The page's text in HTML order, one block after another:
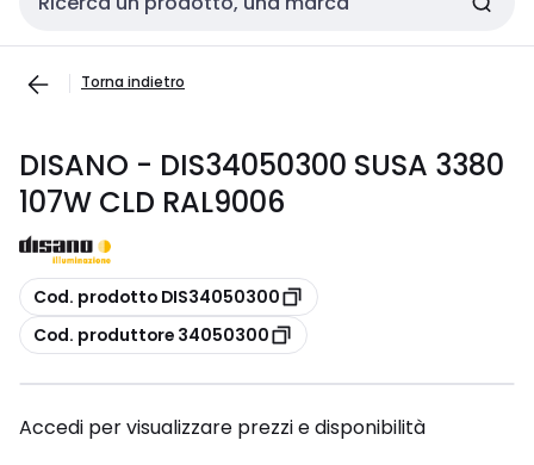
Cerca input
Torna indietro
DISANO - DIS34050300 SUSA 3380
107W CLD RAL9006
copia
Cod. prodotto DIS34050300
copia
Cod. produttore 34050300
Accedi per visualizzare prezzi e disponibilità